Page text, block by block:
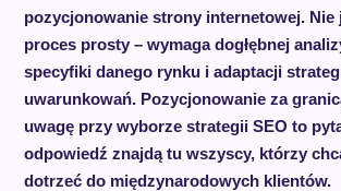
pozycjonowanie strony internetowej. Nie
proces prosty – wymaga dogłębnej
specyfiki danego rynku i adaptacji
uwarunkowań. Pozycjonowanie za
uwagę przy wyborze strategii SEO to
odpowiedź znajdą tu wszyscy, którzy
dotrzeć do międzynarodowych klientów.